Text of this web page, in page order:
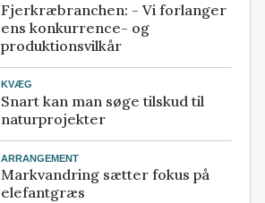
Fjerkræbranchen: - Vi forlanger
ens konkurrence- og
produktionsvilkår
KVÆG
Snart kan man søge tilskud til
naturprojekter
ARRANGEMENT
Markvandring sætter fokus på
elefantgræs